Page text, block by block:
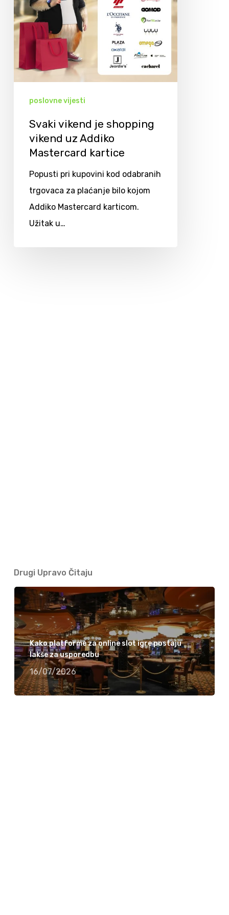
poslovne vijesti
Svaki vikend je shopping
vikend uz Addiko
Mastercard kartice
Popusti pri kupovini kod odabranih
trgovaca za plaćanje bilo kojom
Addiko Mastercard karticom.
Užitak u…
Drugi Upravo Čitaju
Kako platforme za online slot igre postaju
lakše za usporedbu
16/07/2026